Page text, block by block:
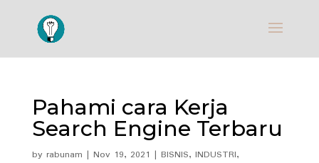
Pahami cara Kerja
Search Engine Terbaru
by rabunam | Nov 19, 2021 | BISNIS, INDUSTRI,